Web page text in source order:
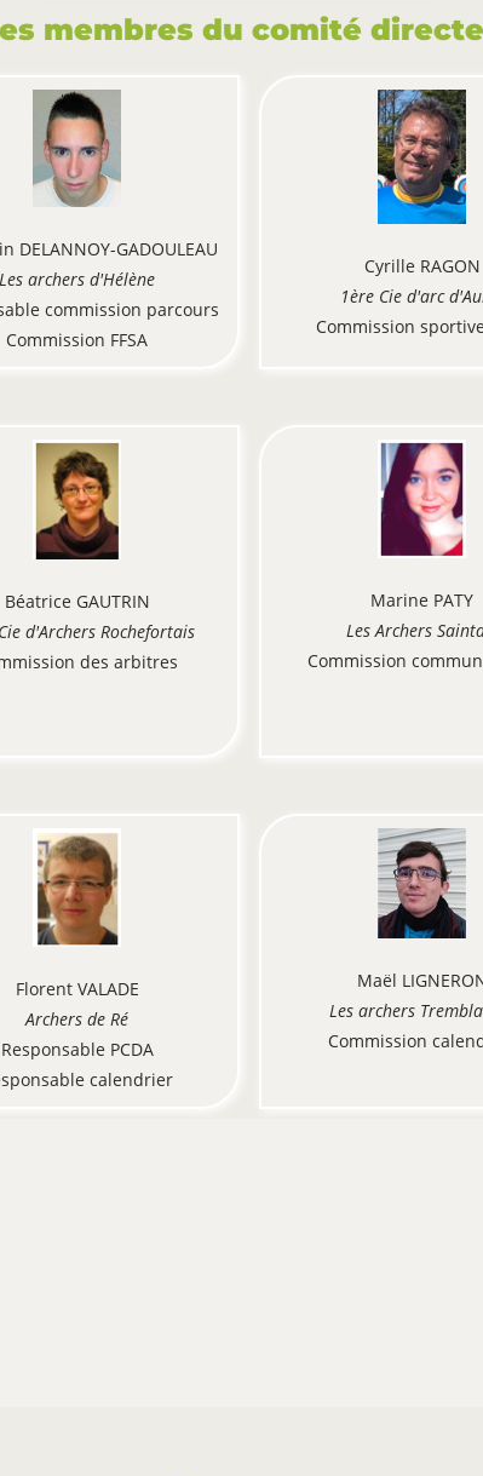
membres du comité
DELANNOY-GADOULEAU
Les archers d'Hélène
commission parcours
Commission FFSA
Cyrille RAGON
1ère Cie d'arc
Commission
Béatrice GAUTRIN
d'Archers Rochefortais
des arbitres
Marine PATY
Les Archers
Commission
Florent VALADE
Archers de Ré
Responsable PCDA
calendrier
Maël
Les archers
Commission